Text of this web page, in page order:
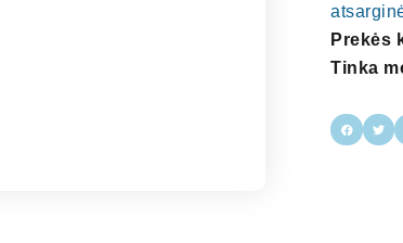
Prekės
Tinka